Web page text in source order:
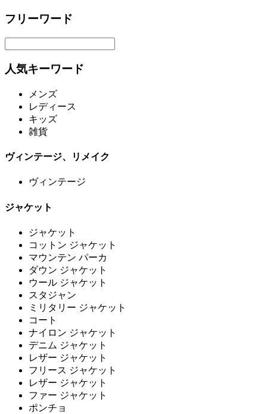
フリーワード
人気キーワード
メンズ
レディース
キッズ
雑貨
ヴィンテージ、リメイク
ヴィンテージ
ジャケット
ジャケット
コットン ジャケット
マウンテン パーカ
ダウン ジャケット
ウール ジャケット
スタジャン
ミリタリー ジャケット
コート
ナイロン ジャケット
デニム ジャケット
レザー ジャケット
フリース ジャケット
レザー ジャケット
ファー ジャケット
ポンチョ